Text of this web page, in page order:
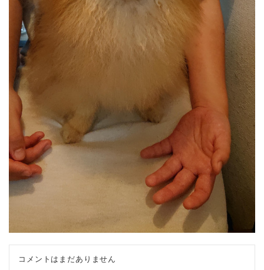
コメントはまだありません